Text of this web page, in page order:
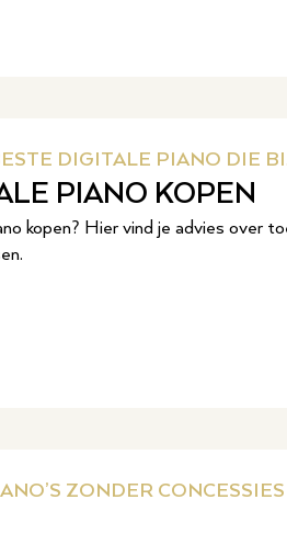
DIGITALE PIANO DIE
PIANO KOPEN
kopen? Hier vind je advies over
ZONDER